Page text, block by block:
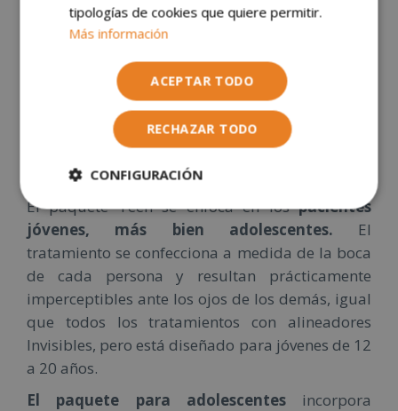
El paquete first para niños
permite realizar
edad temprana (6-9 años) con dentición mixta y
acabando en la adolescencia hasta 10 años
Paquete Teen
El paquete Teen se enfoca en lospacientes
jóvenes, más bien adolescentes. El
tratamiento se confecciona a medida de la boca
de cada persona y resultan prácticamente
imperceptibles ante los ojos de los demás, igual
que todos los tratamientos con alineadores
Invisibles, pero está diseñado para jóvenes de 12
a 20 años.
El paquete para adolescentesincorpora
tipologías de cookies que quiere permitir.
Más información
ACEPTAR TODO
RECHAZAR TODO
CONFIGURACIÓN